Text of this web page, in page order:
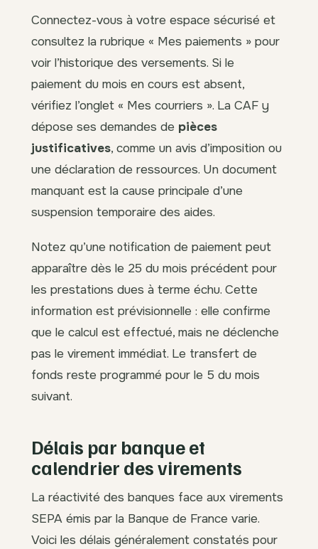
Connectez-vous à votre espace sécurisé et
consultez la rubrique « Mes paiements » pour
voir l’historique des versements. Si le
paiement du mois en cours est absent,
vérifiez l’onglet « Mes courriers ». La CAF y
dépose ses demandes de pièces
justificatives, comme un avis d’imposition ou
une déclaration de ressources. Un document
manquant est la cause principale d’une
suspension temporaire des aides.
Notez qu’une notification de paiement peut
apparaître dès le 25 du mois précédent pour
les prestations dues à terme échu. Cette
information est prévisionnelle : elle confirme
que le calcul est effectué, mais ne déclenche
pas le virement immédiat. Le transfert de
fonds reste programmé pour le 5 du mois
suivant.
Délais par banque et
calendrier des virements
La réactivité des banques face aux virements
SEPA émis par la Banque de France varie.
Voici les délais généralement constatés pour